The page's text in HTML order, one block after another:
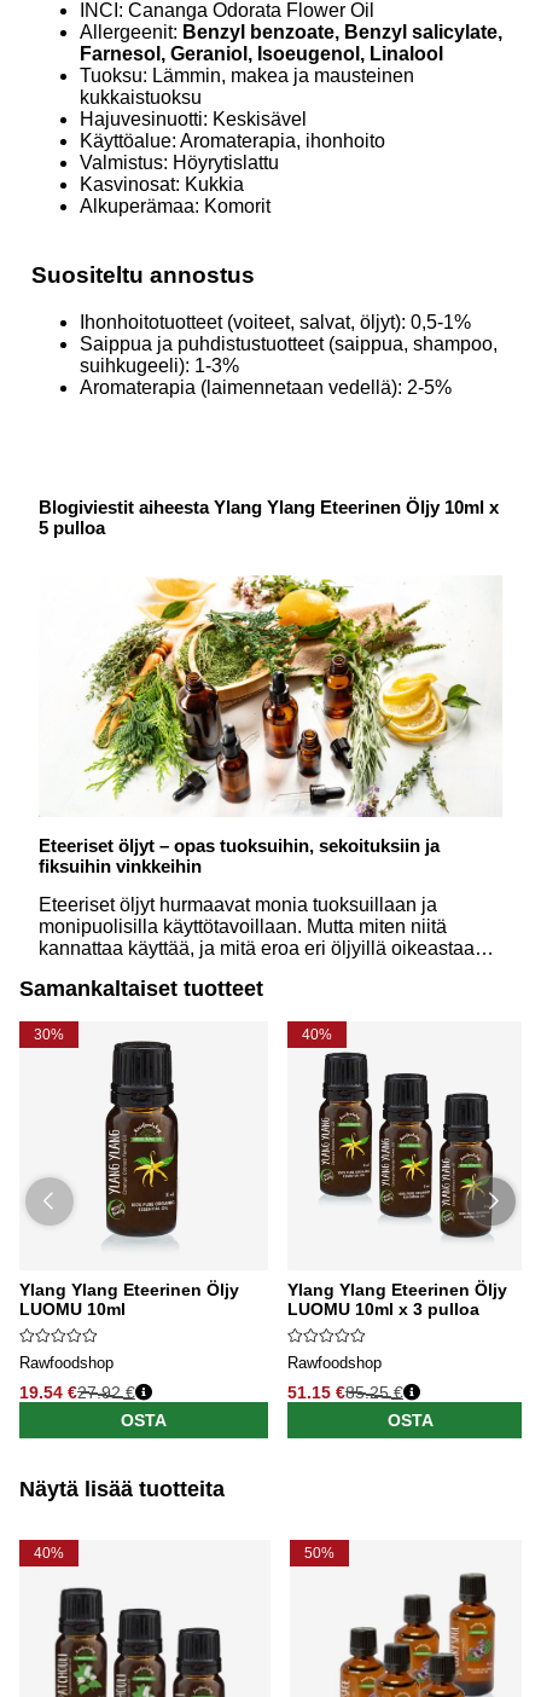
INCI: Cananga Odorata Flower Oil
Allergeenit: Benzyl benzoate, Benzyl salicylate,
Farnesol, Geraniol, Isoeugenol, Linalool
Tuoksu: Lämmin, makea ja mausteinen
kukkaistuoksu
Hajuvesinuotti: Keskisävel
Käyttöalue: Aromaterapia, ihonhoito
Valmistus: Höyrytislattu
Kasvinosat: Kukkia
Alkuperämaa: Komorit
Suositeltu annostus
Ihonhoitotuotteet (voiteet, salvat, öljyt): 0,5-1%
Saippua ja puhdistustuotteet (saippua, shampoo,
suihkugeeli): 1-3%
Aromaterapia (laimennetaan vedellä): 2-5%
Blogiviestit aiheesta Ylang Ylang Eteerinen Öljy 10ml x
5 pulloa
Eteeriset öljyt – opas tuoksuihin, sekoituksiin ja
fiksuihin vinkkeihin
Eteeriset öljyt hurmaavat monia tuoksuillaan ja
monipuolisilla käyttötavoillaan. Mutta miten niitä
kannattaa käyttää, ja mitä eroa eri öljyillä oikeastaan
kysymyksiin yksinkertaisesti ja innostavasti.
Samankaltaiset tuotteet
30%
Ylang Ylang Eteerinen Öljy
LUOMU 10ml
Rawfoodshop
19.54 €27.92 €
OSTA
40%
Ylang Ylang Eteerinen Öljy
LUOMU 10ml x 3 pulloa
Rawfoodshop
51.15 €85.25 €
OSTA
Näytä lisää tuotteita
40% 50%